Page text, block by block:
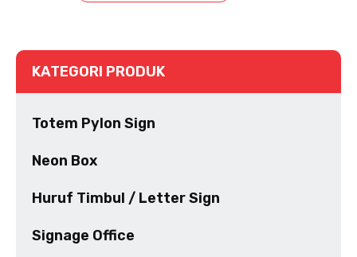
KATEGORI PRODUK
Totem Pylon Sign
Neon Box
Huruf Timbul / Letter Sign
Signage Office